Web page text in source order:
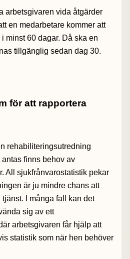
arbetsgivaren vida åtgärder
en medarbetare kommer att
minst 60 dagar. Då ska en
tillgänglig sedan dag 30.
för att rapportera
rehabiliteringsutredning
finns behov av
All sjukfrånvarostatistik pekar
är ju mindre chans att
I många fall kan det
sig av ett
arbetsgivaren får hjälp att
statistik som när hen behöver